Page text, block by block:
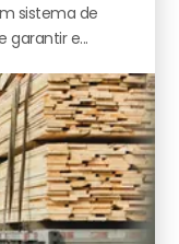
sistema de
garantir e...